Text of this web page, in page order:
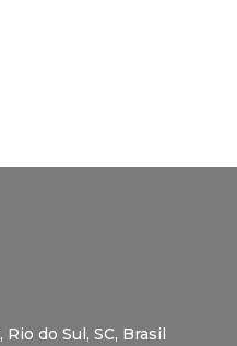
, Rio do Sul, SC, Brasil